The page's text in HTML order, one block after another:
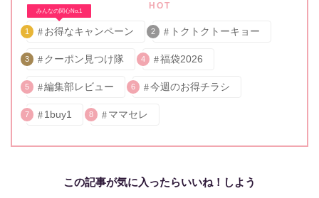
HOT
みんなの関心No.1
1 お得なキャンペーン 2 トクトクトーキョー
3 クーポン見つけ隊 4 福袋2026
5 編集部レビュー 6 今週のお得チラシ
7 1buy1 8 ママセレ
この記事が気に入ったらいいね！しよう